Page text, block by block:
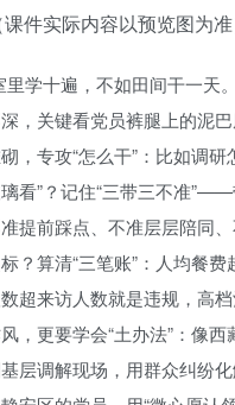
件实际内容以预览图为准
里学十遍，不如田间干一天
，关键看党员裤腿上的泥
，专攻“怎么干”：比如调研
看”？记住“三带三不准”——
提前踩点、不准层层陪同
？算清“三笔账”：人均餐
超来访人数就是违规，高
，更要学会“土办法”：像西
层调解现场，用群众纠纷